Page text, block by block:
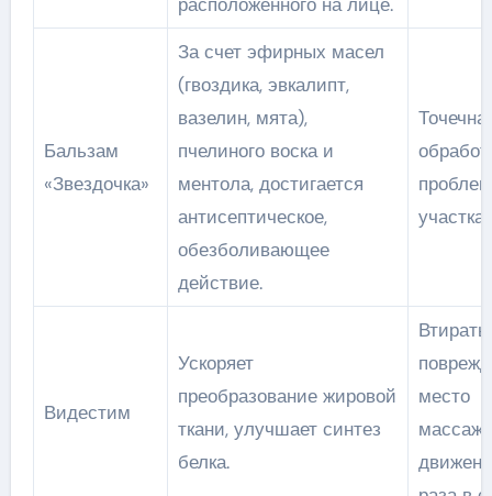
Бальзам
«Звездочка»
За счет эфирных масел
(гвоздика, эвкалипт,
вазелин, мята),
пчелиного воска и
ментола, достигается
антисептическое,
обезболивающее
действие.
участка.
Видестим
Ускоряет
преобразование жировой
ткани, улучшает синтез
белка.
место